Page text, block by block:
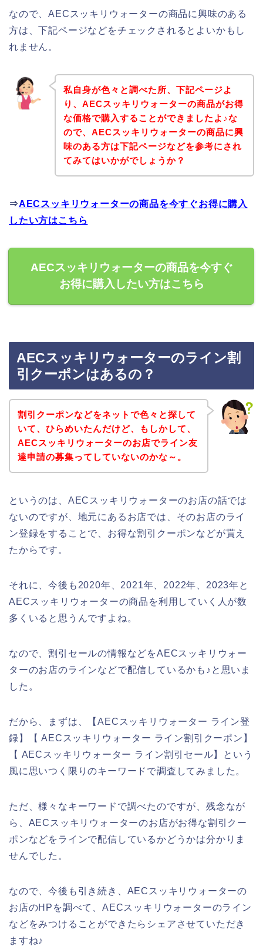
なので、AECスッキリウォーターの商品に興味のある
方は、下記ページなどをチェックされるとよいかもし
れません。
私自身が色々と調べた所、下記ページよ
り、AECスッキリウォーターの商品がお得
な価格で購入することができましたよ♪な
ので、AECスッキリウォーターの商品に興
味のある方は下記ページなどを参考にされ
てみてはいかがでしょうか？
⇒AECスッキリウォーターの商品を今すぐお得に購入
したい方はこちら
AECスッキリウォーターの商品を今すぐ
お得に購入したい方はこちら
AECスッキリウォーターのライン割
引クーポンはあるの？
割引クーポンなどをネットで色々と探して
いて、ひらめいたんだけど、もしかして、
AECスッキリウォーターのお店でライン友
達申請の募集ってしていないのかな～。
というのは、AECスッキリウォーターのお店の話では
ないのですが、地元にあるお店では、そのお店のライ
ン登録をすることで、お得な割引クーポンなどが貰え
たからです。
それに、今後も2020年、2021年、2022年、2023年と
AECスッキリウォーターの商品を利用していく人が数
多くいると思うんですよね。
なので、割引セールの情報などをAECスッキリウォー
ターのお店のラインなどで配信しているかも♪と思いま
した。
だから、まずは、【AECスッキリウォーター ライン登
録】【 AECスッキリウォーター ライン割引クーポン】
【 AECスッキリウォーター ライン割引セール】という
風に思いつく限りのキーワードで調査してみました。
ただ、様々なキーワードで調べたのですが、残念なが
ら、AECスッキリウォーターのお店がお得な割引クー
ポンなどをラインで配信しているかどうかは分かりま
せんでした。
なので、今後も引き続き、AECスッキリウォーターの
お店のHPを調べて、AECスッキリウォーターのライン
などをみつけることができたらシェアさせていただき
ますね♪